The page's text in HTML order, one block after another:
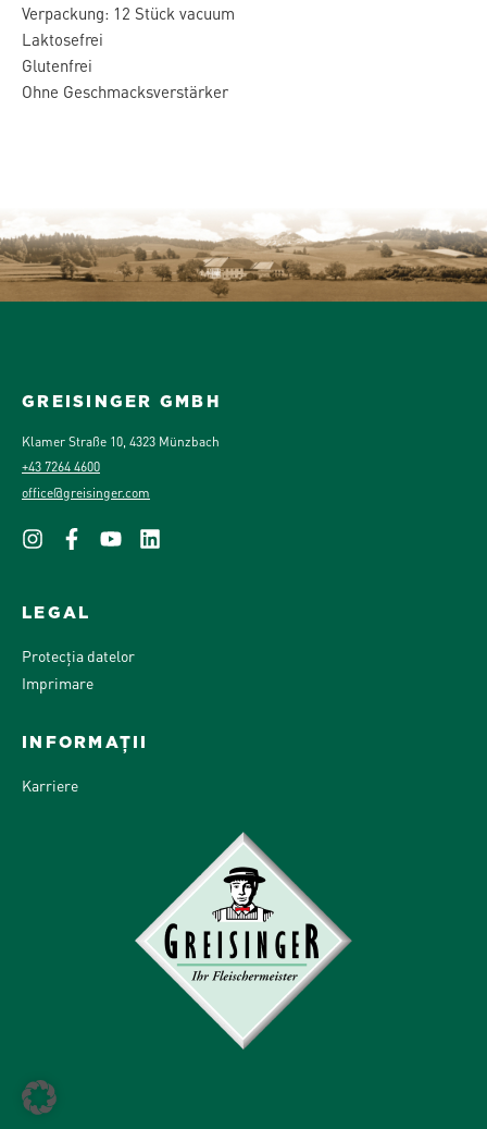
Verpackung: 12 Stück vacuum
Laktosefrei
Glutenfrei
Ohne Geschmacksverstärker
GREISINGER GMBH
Klamer Straße 10, 4323 Münzbach
+43 7264 4600
office@greisinger.com
LEGAL
Protecția datelor
Imprimare
INFORMAȚII
Karriere